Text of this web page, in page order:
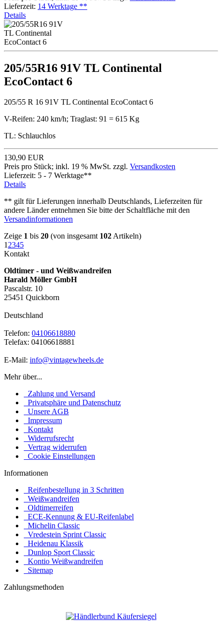
Lieferzeit: 14 Werktage **
Details
205/55R16 91V TL Continental
EcoContact 6
205/55 R 16 91V TL Continental EcoContact 6
V-Reifen: 240 km/h; Traglast: 91 = 615 Kg
TL: Schlauchlos
130,90 EUR
Preis pro Stück; inkl. 19 % MwSt. zzgl. Versandkosten
Lieferzeit: 5 - 7 Werktage**
Details
** gilt für Lieferungen innerhalb Deutschlands, Lieferzeiten für
andere Länder entnehmen Sie bitte der Schaltfläche mit den
Versandinformationen
Zeige 1 bis 20 (von insgesamt 102Artikeln)
12345
Kontakt
Oldtimer - und Weißwandreifen
Harald Möller GmbH
Pascalstr. 10
25451 Quickborn
Deutschland
Telefon: 04106618880
Telefax: 04106618881
E-Mail: info@vintagewheels.de
Mehr über...
Zahlung und Versand
Privatsphäre und Datenschutz
Unsere AGB
Impressum
Kontakt
Widerrufsrecht
Vertrag widerrufen
Cookie Einstellungen
Informationen
Reifenbestellung in 3 Schritten
Weißwandreifen
Oldtimerreifen
ECE-Kennung & EU-Reifenlabel
Michelin Classic
Vredestein Sprint Classic
Heidenau Klassik
Dunlop Sport Classic
Kontio Weißwandreifen
Sitemap
Zahlungsmethoden